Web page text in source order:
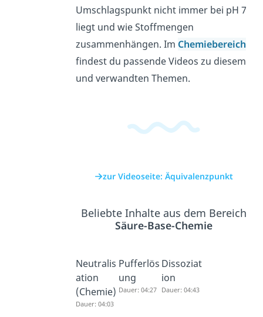
Umschlagspunkt nicht immer bei pH 7
liegt und wie Stoffmengen
zusammenhängen. Im Chemiebereich
findest du passende Videos zu diesem
und verwandten Themen.
zur Videoseite: Äquivalenzpunkt
Beliebte Inhalte aus dem Bereich
Säure-Base-Chemie
Neutralis
ation
(Chemie)
Dauer: 04:03
Pufferlös
ung
Dauer: 04:27
Dissoziat
ion
Dauer: 04:43